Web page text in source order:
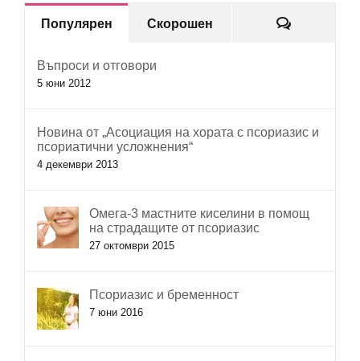
Популярен Скорошен Коментари
Въпроси и отговори
5 юни 2012
Новина от „Асоциация на хората с псориазис и
псориатични усложнения“
4 декември 2013
Омега-3 мастните киселини в помощ
на страдащите от псориазис
27 октомври 2015
Псориазис и бременност
7 юни 2016